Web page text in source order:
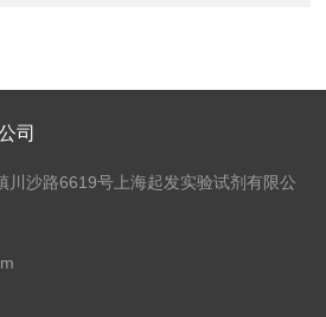
司
川沙路6619号上海起发实验试剂有限公